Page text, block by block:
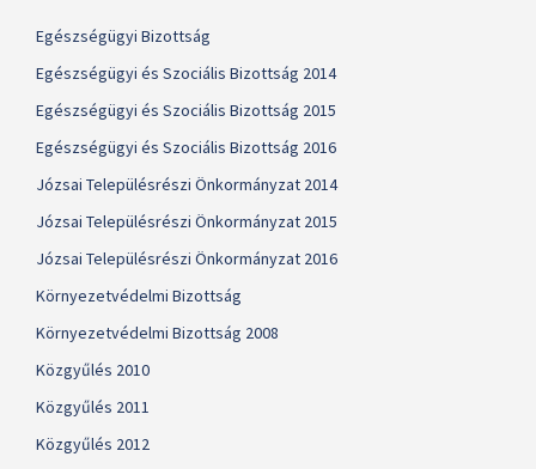
Egészségügyi Bizottság
Egészségügyi és Szociális Bizottság 2014
Egészségügyi és Szociális Bizottság 2015
Egészségügyi és Szociális Bizottság 2016
Józsai Településrészi Önkormányzat 2014
Józsai Településrészi Önkormányzat 2015
Józsai Településrészi Önkormányzat 2016
Környezetvédelmi Bizottság
Környezetvédelmi Bizottság 2008
Közgyűlés 2010
Közgyűlés 2011
Közgyűlés 2012